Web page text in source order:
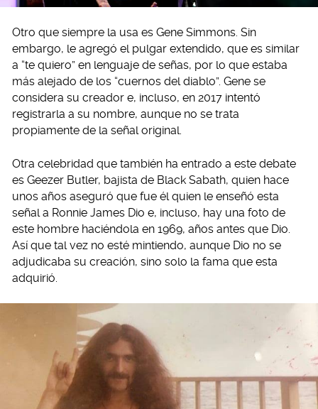
Otro que siempre la usa es Gene Simmons. Sin
embargo, le agregó el pulgar extendido, que es similar
a “te quiero” en lenguaje de señas, por lo que estaba
más alejado de los “cuernos del diablo”. Gene se
considera su creador e, incluso, en 2017 intentó
registrarla a su nombre, aunque no se trata
propiamente de la señal original.
Otra celebridad que también ha entrado a este debate
es Geezer Butler, bajista de Black Sabath, quien hace
unos años aseguró que fue él quien le enseñó esta
señal a Ronnie James Dio e, incluso, hay una foto de
este hombre haciéndola en 1969, años antes que Dio.
Así que tal vez no esté mintiendo, aunque Dio no se
adjudicaba su creación, sino solo la fama que esta
adquirió.